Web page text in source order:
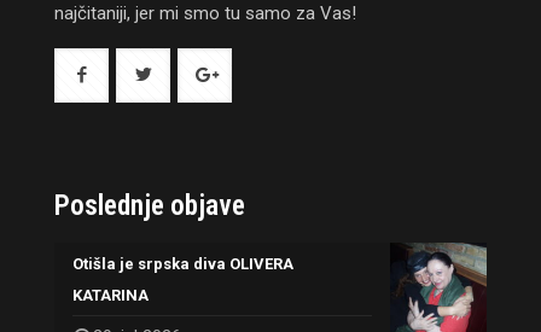
najčitaniji, jer mi smo tu samo za Vas!
Poslednje objave
Otišla je srpska diva OLIVERA
KATARINA